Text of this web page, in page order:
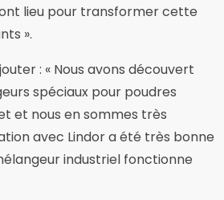
lieu pour transformer cette
».
: « Nous avons découvert
spéciaux pour poudres
et nous en sommes très
avec Lindor a été très bonne
industriel fonctionne